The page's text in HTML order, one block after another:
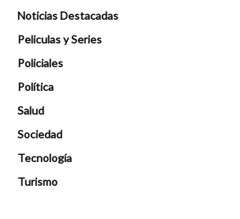
Noticias Destacadas
Peliculas y Series
Policiales
Política
Salud
Sociedad
Tecnología
Turismo